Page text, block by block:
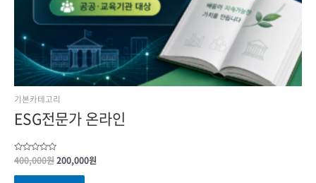
기본카테고리
ESG전문가 온라인
Rated
0
out
400,000원200,000원